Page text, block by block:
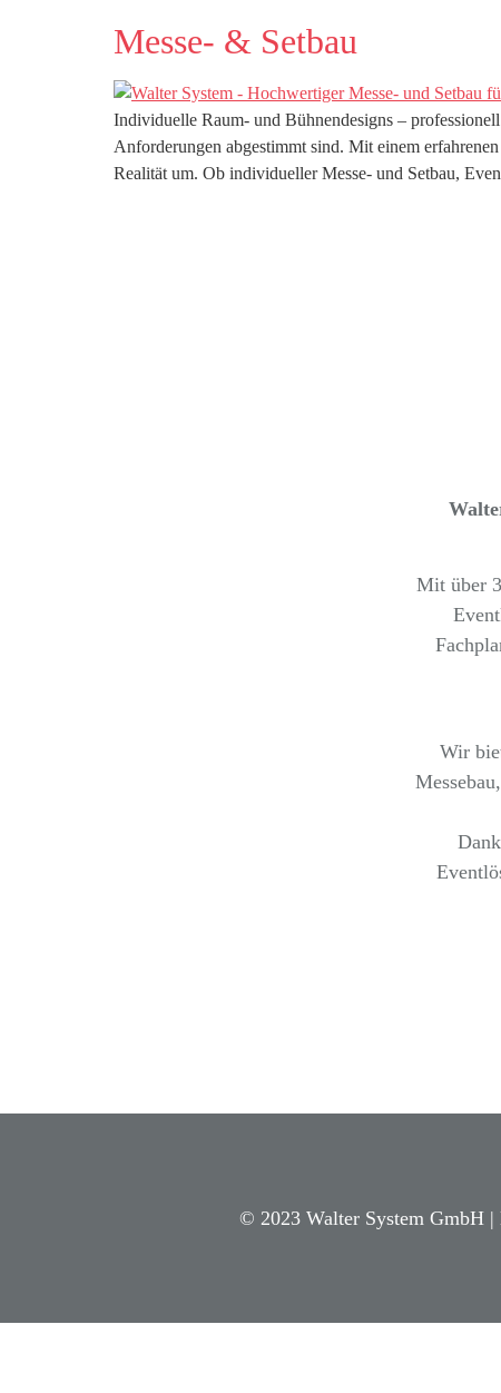
Messe- & Setbau
Individuelle Raum- und Bühnendesigns –
Anforderungen abgestimmt sind. Mit einem
Realität um. Ob individueller Messe- und Setbau,
Mit über
Wir
© 2023 Walter System GmbH